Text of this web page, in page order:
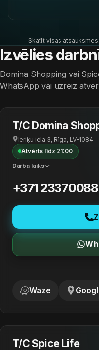
Skatīt visas atsauksmes:
Izvēlies
Domina Shopping vai
WhatsApp vai uzreiz
T/C Domina
Ieriķu iela 3, Rīga, LV-1084
Atvērts līdz 21:00
Darba laiks
+371 23370088
Waze
T/C Spice Life